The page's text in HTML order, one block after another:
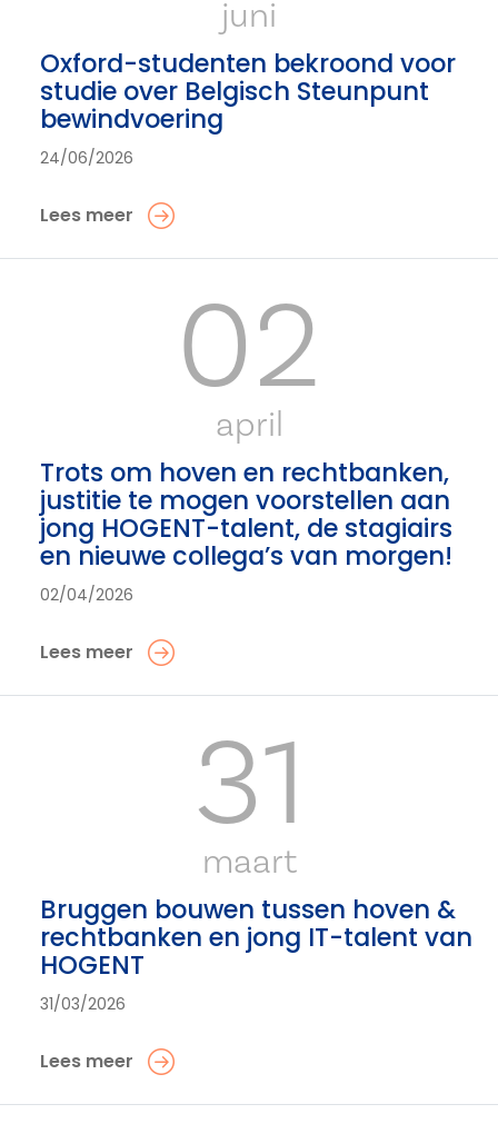
juni
Oxford-studenten bekroond voor
studie over Belgisch Steunpunt
bewindvoering
24/06/2026
Lees meer
02
april
Trots om hoven en rechtbanken,
justitie te mogen voorstellen aan
jong HOGENT-talent, de stagiairs
en nieuwe collega’s van morgen!
02/04/2026
Lees meer
31
maart
Bruggen bouwen tussen hoven &
rechtbanken en jong IT-talent van
HOGENT
31/03/2026
Lees meer